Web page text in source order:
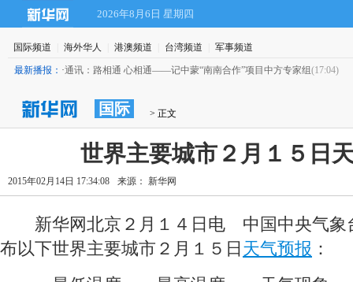
2026年8月6日 星期四
国际频道 海外华人 港澳频道 台湾频道 军事频道
最新播报： ·通讯：路相通 心相通——记中蒙“南南合作”项目中方专家组(17:04)
国际 > 正文
世界主要城市２月１５日
2015年02月14日 17:34:08 来源： 新华网
新华网北京２月１４日电 中国中央气象
布以下世界主要城市２月１５日 天气预报 ：